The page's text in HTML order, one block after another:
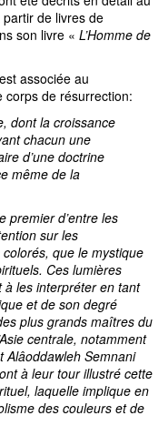
de livres de
son livre « L’Homme de
associée au
corps de résurrection:
dont la croissance
chacun une
d’une doctrine
même de la
premier d’entre les
sur les
que le mystique
Ces lumières
à les interpréter en tant
et de son degré
plus grands maîtres du
centrale, notamment
Alâoddawleh Semnani
à leur tour illustré cette
laquelle implique en
des couleurs et de